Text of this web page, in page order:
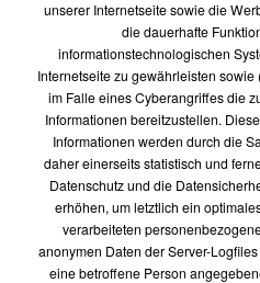
unserer Internetseite sowie die
die dauerhafte
informationstechnologischen
Internetseite zu gewährleisten
im Falle eines Cyberangriffes die
Informationen bereitzustellen.
Informationen werden durch die
daher einerseits statistisch und
Datenschutz und die
erhöhen, um letztlich ein
verarbeiteten
anonymen Daten der Server-
eine betroffene Person